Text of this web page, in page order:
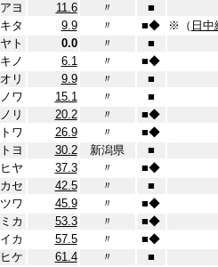
アヨ 11.6 〃
■
キタ 9.9 〃 ■◆ ※（ 日中
ヤト 0.0 〃
■
キノ 6.1 〃 ■◆
オリ 9.9 〃
■
ノワ 15.1 〃
■
ノリ 20.2 〃 ■◆
トワ 26.9 〃 ■◆
トヨ 30.2 新潟県
■
ヒヤ 37.3 〃 ■◆
カセ 42.5 〃
■
ツワ 45.9 〃 ■◆
ミカ 53.3 〃 ■◆
イカ 57.5 〃 ■◆
ヒケ 61.4 〃 ■